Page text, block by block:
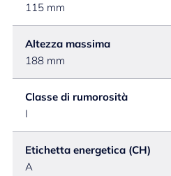
115 mm
Altezza massima
188 mm
Classe di rumorosità
I
Etichetta energetica (CH)
A